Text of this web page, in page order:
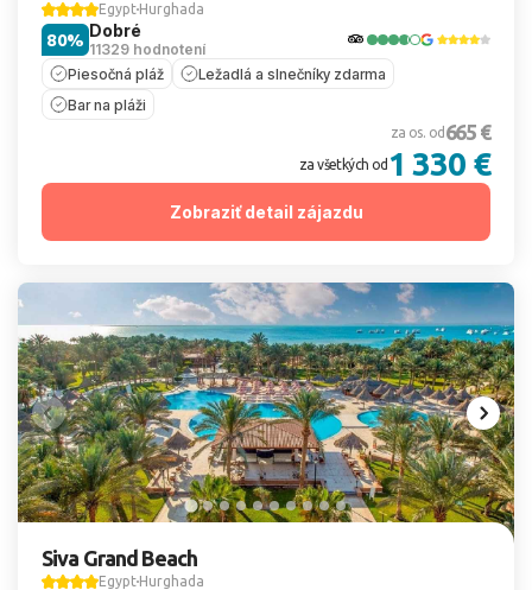
Egypt Hurghada
Dobré
11329 hodnotení
80%
Piesočná pláž
Ležadlá a slnečníky zdarma
Bar na pláži
za os. od 665 €
za všetkých od 1 330 €
Zobraziť detail zájazdu
Siva Grand Beach
Egypt Hurghada